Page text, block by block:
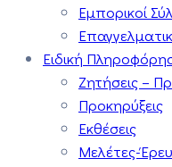
Εμπορικοί
Ειδική
Ζητήσεις –
Προκηρύξεις
Εκθέσεις
Μελέτες-